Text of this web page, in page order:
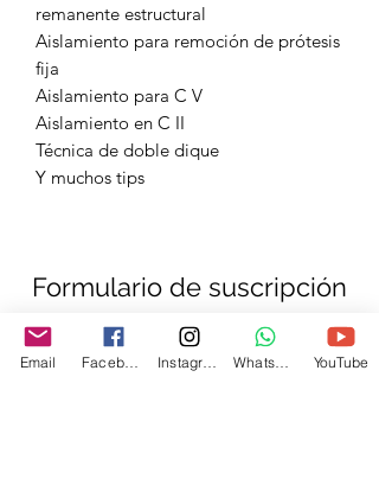
remanente estructural
Aislamiento para remoción de prótesis
fija
Aislamiento para C V
Aislamiento en C II
Técnica de doble dique
Y muchos tips
Formulario de suscripción
Email YouTube